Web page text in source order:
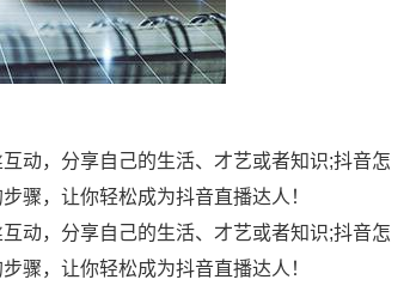
动，分享自己的生活、才艺或者知识;抖音怎
骤，让你轻松成为抖音直播达人！
动，分享自己的生活、才艺或者知识;抖音怎
骤，让你轻松成为抖音直播达人！